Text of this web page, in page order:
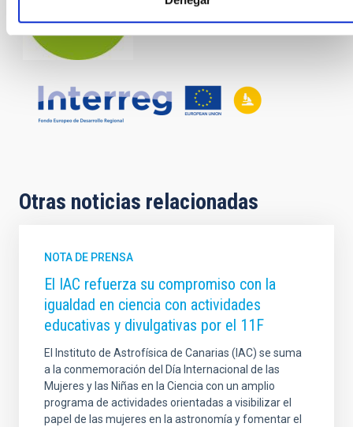
Otras noticias relacionadas
NOTA DE PRENSA
El IAC refuerza su compromiso con la
igualdad en ciencia con actividades
educativas y divulgativas por el 11F
El Instituto de Astrofísica de Canarias (IAC) se suma
a la conmemoración del Día Internacional de las
Mujeres y las Niñas en la Ciencia con un amplio
programa de actividades orientadas a visibilizar el
papel de las mujeres en la astronomía y fomentar el